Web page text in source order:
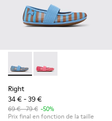
pour enfants en textile
031
- K800548-029
Drift Trail - K800548-028 -
Drift Trail - K800548-
Drift Trail -
Right - K800696-002 -
Right - K800696-
Right
34 € - 39 €
69 € - 79 € -50%
Prix final en fonction de la taille